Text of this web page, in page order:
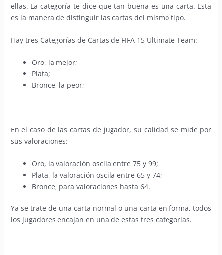
ellas. La categoría te dice que tan buena es una carta. Esta
es la manera de distinguir las cartas del mismo tipo.
Hay tres Categorías de Cartas de FIFA 15 Ultimate Team:
Oro, la mejor;
Plata;
Bronce, la peor;
En el caso de las cartas de jugador, su calidad se mide por
sus valoraciones:
Oro, la valoración oscila entre 75 y 99;
Plata, la valoración oscila entre 65 y 74;
Bronce, para valoraciones hasta 64.
Ya se trate de una carta normal o una carta en forma, todos
los jugadores encajan en una de estas tres categorías.